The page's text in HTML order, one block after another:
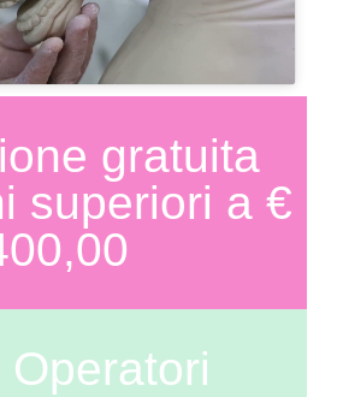
gratuita
superiori a €
Operatori